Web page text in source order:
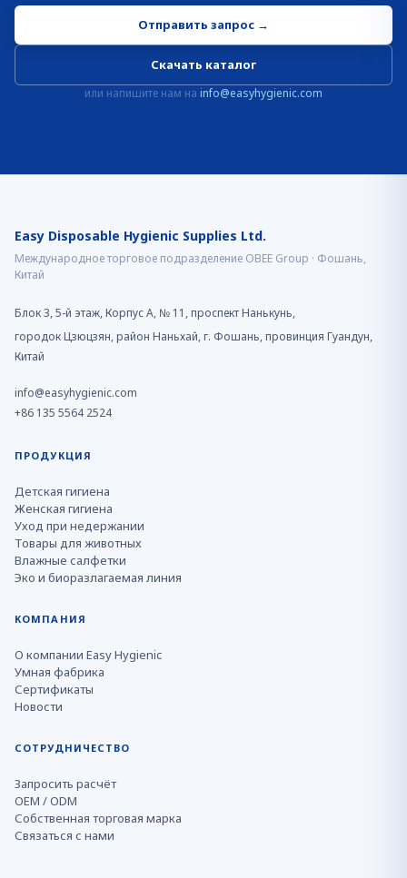
Отправить запрос →
Скачать каталог
или напишите нам на info@easyhygienic.com
Easy Disposable Hygienic Supplies Ltd.
Международное торговое подразделение OBEE Group · Фошань,
Китай
Блок 3, 5-й этаж, Корпус A, № 11, проспект Нанькунь,
городок Цзюцзян, район Наньхай, г. Фошань, провинция Гуандун,
Китай
info@easyhygienic.com
+86 135 5564 2524
ПРОДУКЦИЯ
Детская гигиена
Женская гигиена
Уход при недержании
Товары для животных
Влажные салфетки
Эко и биоразлагаемая линия
КОМПАНИЯ
О компании Easy Hygienic
Умная фабрика
Сертификаты
Новости
СОТРУДНИЧЕСТВО
Запросить расчёт
OEM / ODM
Собственная торговая марка
Связаться с нами